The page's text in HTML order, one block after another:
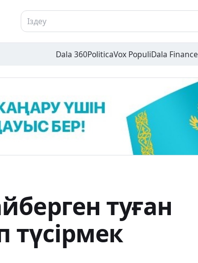
Dala 360PoliticaVox PopuliDala Finance
туған
түсірмек